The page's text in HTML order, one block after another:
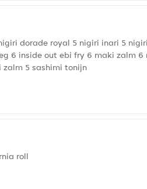
dorade royal 5 nigiri inari 5
6 inside out ebi fry 6 maki zalm
5 sashimi tonijn
roll